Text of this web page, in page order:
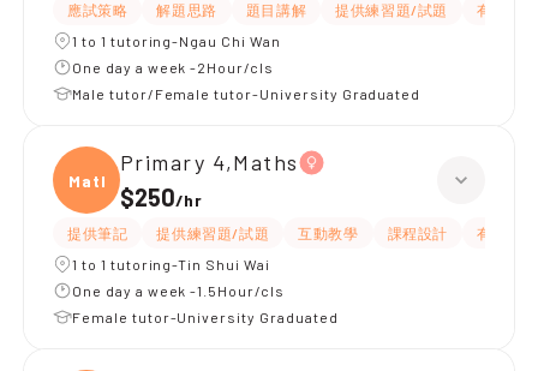
應試策略 解題思路 題目講解 提供練習題/試題
有耐性
1 to 1 tutoring-Ngau Chi Wan
One day a week -2Hour/cls
Male tutor/Female tutor-University Graduated
Maths
Primary 4,Maths
$250/hr
提供筆記 提供練習題/試題 互動教學 課程設計
有耐性
1 to 1 tutoring-Tin Shui Wai
One day a week -1.5Hour/cls
Female tutor-University Graduated